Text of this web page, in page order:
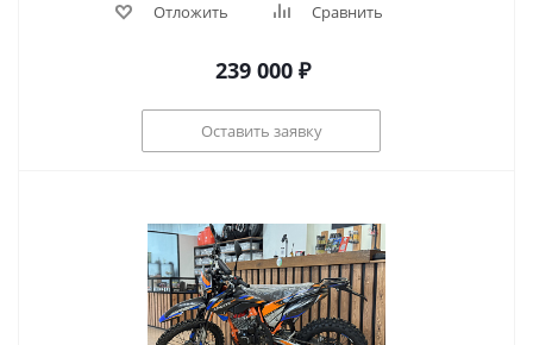
Отложить Сравнить
239 000₽
Оставить заявку